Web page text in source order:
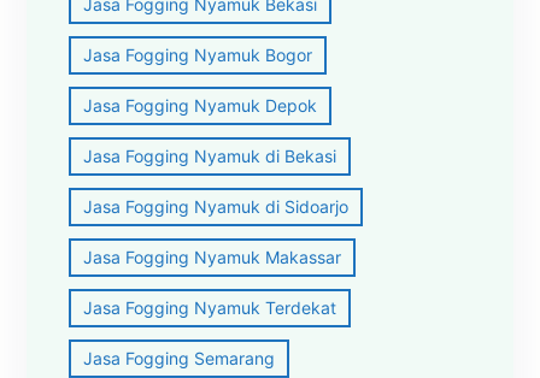
Jasa Fogging Nyamuk Bogor
Jasa Fogging Nyamuk Depok
Jasa Fogging Nyamuk di Bekasi
Jasa Fogging Nyamuk di Sidoarjo
Jasa Fogging Nyamuk Makassar
Jasa Fogging Nyamuk Terdekat
Jasa Fogging Semarang